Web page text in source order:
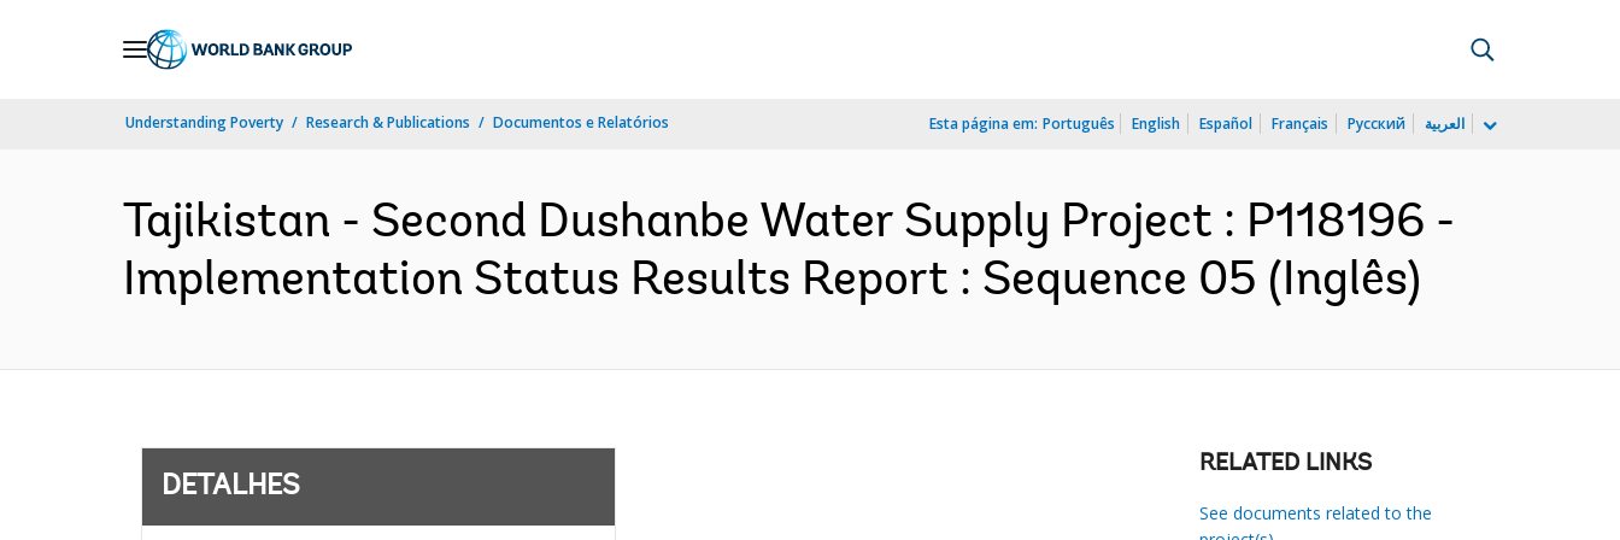
Understanding Poverty Research & Publications Documentos e Relatórios Esta página em: Português English Español Français Русский العربية
Tajikistan - Second Dushanbe Water Supply Project : P118196 -
Implementation Status Results Report : Sequence 05 (Inglês)
DETALHES
RELATED LINKS
See documents related to the